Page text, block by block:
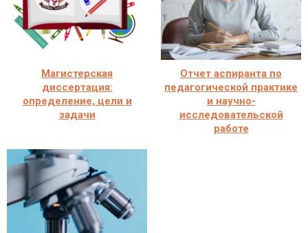
Магистерская
диссертация:
определение, цели и
задачи
Отчет аспиранта по
педагогической практике
и научно-
исследовательской
работе